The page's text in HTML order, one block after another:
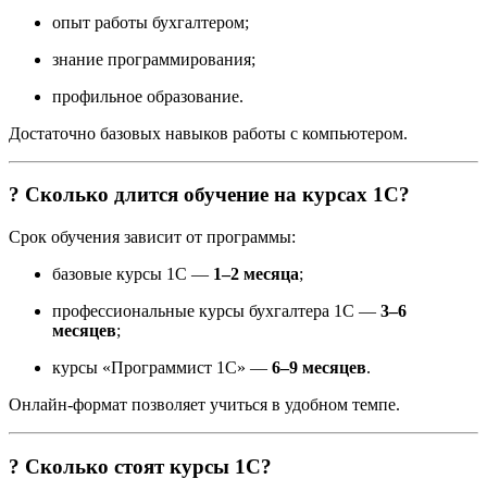
опыт работы бухгалтером;
знание программирования;
профильное образование.
Достаточно базовых навыков работы с компьютером.
? Сколько длится обучение на курсах 1С?
Срок обучения зависит от программы:
базовые курсы 1С — 1–2 месяца;
профессиональные курсы бухгалтера 1С — 3–6
месяцев;
курсы «Программист 1С» — 6–9 месяцев.
Онлайн-формат позволяет учиться в удобном темпе.
? Сколько стоят курсы 1С?